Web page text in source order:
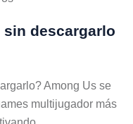
sin descargarlo
Among Us se
multijugador más
…